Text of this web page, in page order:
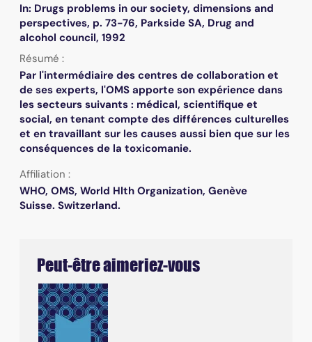
In: Drugs problems in our society, dimensions and
perspectives, p. 73-76, Parkside SA, Drug and
alcohol council, 1992
Résumé :
Par l'intermédiaire des centres de collaboration et
de ses experts, l'OMS apporte son expérience dans
les secteurs suivants : médical, scientifique et
social, en tenant compte des différences culturelles
et en travaillant sur les causes aussi bien que sur les
conséquences de la toxicomanie.
Affiliation :
WHO, OMS, World Hlth Organization, Genève
Suisse. Switzerland.
Peut-être aimeriez-vous